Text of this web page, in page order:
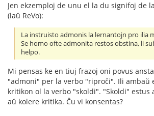
Jen ekzemploj de unu el la du signifoj de
(laŭ ReVo):
La instruisto admonis la lernantojn pro ilia
Se homo ofte admonita restos obstina, li
helpo.
Mi pensas ke en tiuj frazoj oni povus
"admoni" per la verbo "riproĉi". Ili ambaŭ
kritikon ol la verbo "skoldi". "Skoldi" estus
aŭ kolere kritika. Ĉu vi konsentas?